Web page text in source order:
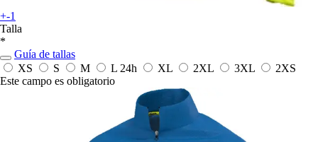
+-1
Talla
*
Guía de tallas
XS
S M L 24h XL 2XL 3XL
2XS
Este campo es obligatorio